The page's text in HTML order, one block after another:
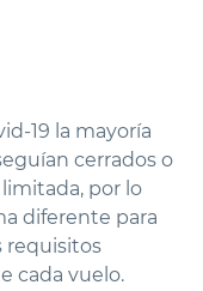
19 la mayoría
cerrados o
por lo
diferente para
requisitos
cada vuelo.